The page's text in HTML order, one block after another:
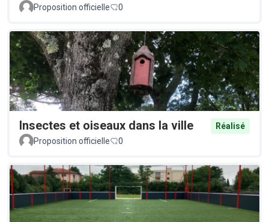
Proposition officielle 0
Insectes et oiseaux dans la ville
Réalisé
Proposition officielle
0